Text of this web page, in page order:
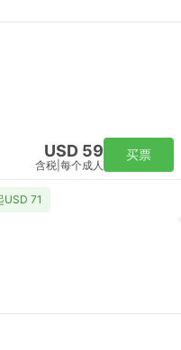
USD 59
含税 每个成人
买票
USD 71